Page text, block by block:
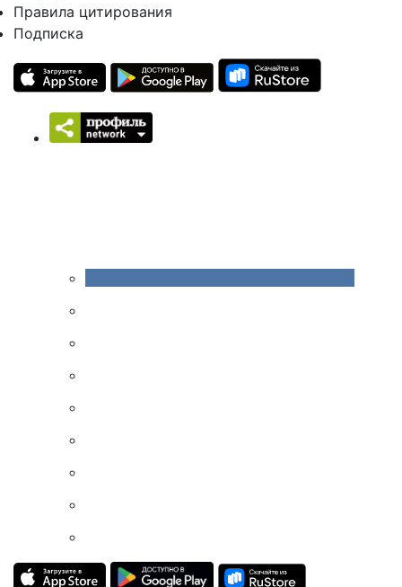
Правила цитирования
Подписка